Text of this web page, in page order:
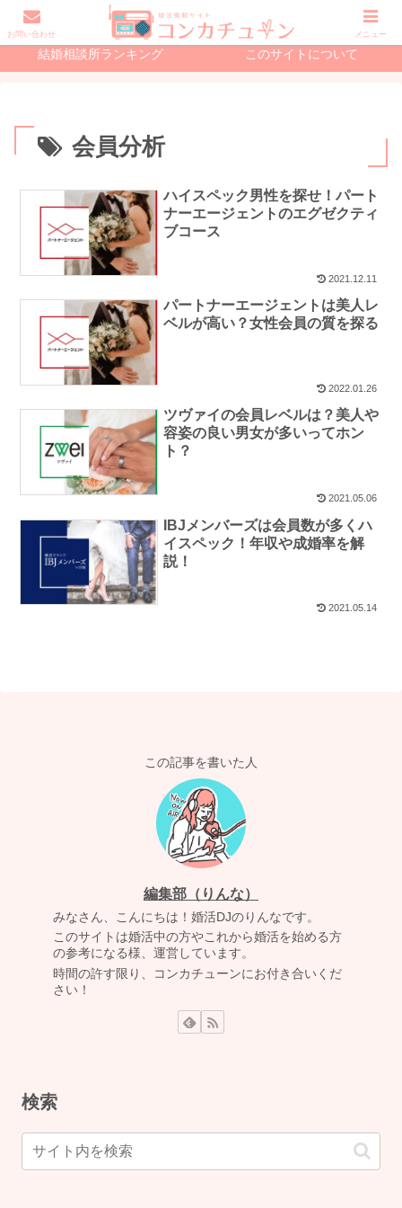
初めての婚活で読む記事 結婚相談所の記事
結婚相談所ランキング このサイトについて
会員分析
ハイスペック男性を探せ！パート
ナーエージェントのエグゼクティ
ブコース
2021.12.11
パートナーエージェントは美人レ
ベルが高い？女性会員の質を探る
2022.01.26
ツヴァイの会員レベルは？美人や
容姿の良い男女が多いってホン
ト？
2021.05.06
IBJメンバーズは会員数が多くハ
イスペック！年収や成婚率を解
説！
2021.05.14
この記事を書いた人
編集部（りんな）
みなさん、こんにちは！婚活DJのりんなです。
このサイトは婚活中の方やこれから婚活を始める方
の参考になる様、運営しています。
時間の許す限り、コンカチューンにお付き合いくだ
さい！
検索
お問い合わせ メニュー